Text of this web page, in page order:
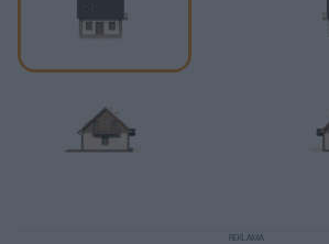
REKLAMA